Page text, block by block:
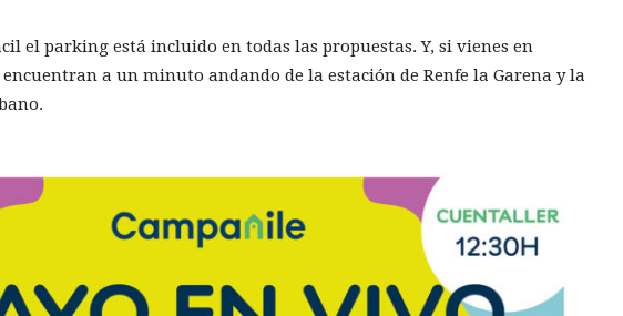
el parking está incluido en todas las propuestas. Y, si vienes en
a un minuto andando de la estación de Renfe la Garena y la